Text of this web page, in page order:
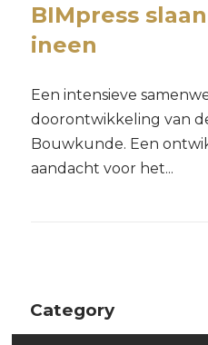
BIMpress
ineen
Een intensieve
doorontwikkeling van
Bouwkunde. Een
aandacht voor het...
Category